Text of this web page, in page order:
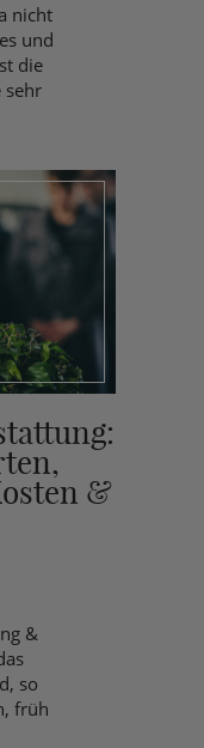
nicht
und
die
sehr
&
&
so
früh